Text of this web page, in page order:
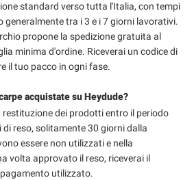
standard verso tutta l'Italia, con tempi
generalmente tra i 3 e i 7 giorni lavorativi.
propone la spedizione gratuita al
minima d'ordine. Riceverai un codice di
il tuo pacco in ogni fase.
acquistate su Heydude?
restituzione dei prodotti entro il periodo
reso, solitamente 30 giorni dalla
essere non utilizzati e nella
volta approvato il reso, riceverai il
utilizzato.